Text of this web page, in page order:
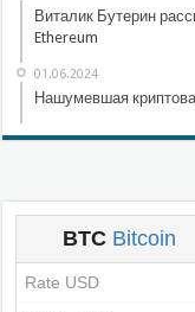
Виталик Бутерин
Ethereum
01.06.2024
Нашумевшая